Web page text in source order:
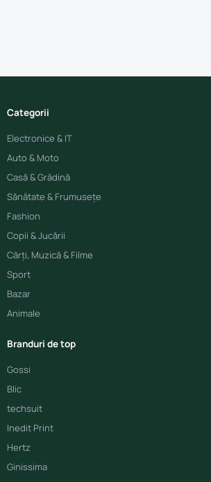
Categorii
Electronice & IT
Auto & Moto
Casă & Grădină
Sănătate & Frumusețe
Fashion
Copii & Jucării
Cărți, Muzică & Filme
Sport
Bazar
Animale
Branduri de top
Gossi
Blic
techsuit
Inedit Print
Hertz
Ginissima